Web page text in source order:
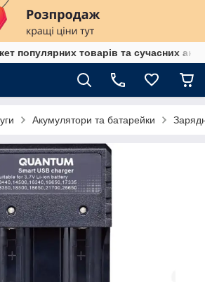
популярних товарів та сучасних
Акумулятори та батарейки